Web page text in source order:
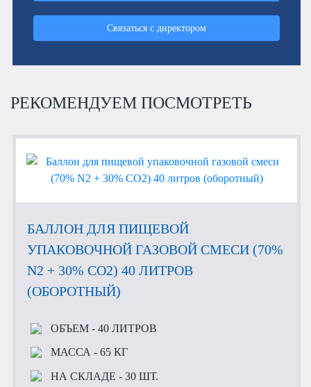
Связаться с директором
РЕКОМЕНДУЕМ ПОСМОТРЕТЬ
БАЛЛОН ДЛЯ ПИЩЕВОЙ
УПАКОВОЧНОЙ ГАЗОВОЙ СМЕСИ (70%
N2 + 30% CO2) 40 ЛИТРОВ
(ОБОРОТНЫЙ)
ОБЪЕМ- 40 ЛИТРОВ
МАССА - 65 КГ
НА СКЛАДЕ - 30 ШТ.